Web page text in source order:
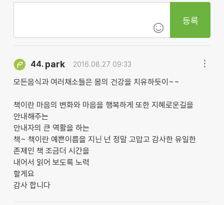
등록
44. park 2016.08.27 09:33
모든음식과 여러채소들은 몸의 건강을 치유하듯이~~
책이란 마음의 변화와 마음을 행복하게 또한 지혜로운길을
안내해주는
안내자의 큰 역활을 하는
책~ 책이란 예쁜이름을 지닌 넌 정말 고맙고 감사한 유일한
존제인 책 조금더 시간을
내어서 읽어 보도록 노력
할게요
감사 합니다